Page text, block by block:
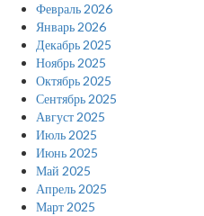
Февраль 2026
Январь 2026
Декабрь 2025
Ноябрь 2025
Октябрь 2025
Сентябрь 2025
Август 2025
Июль 2025
Июнь 2025
Май 2025
Апрель 2025
Март 2025